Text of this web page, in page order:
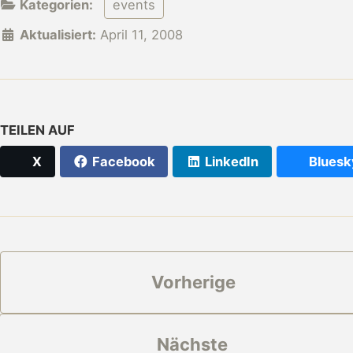
Kategorien:
events
Aktualisiert: April 11, 2008
TEILEN AUF
X Facebook LinkedIn
Vorherige
Nächste